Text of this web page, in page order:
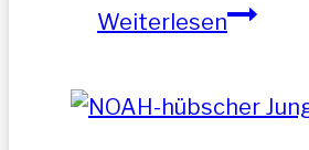
WeiterlesenSandu